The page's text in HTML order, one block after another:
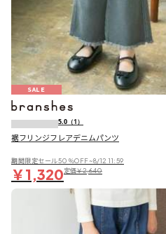
SALE
5.0 （1）
裾フリンジフレアデニムパンツ
期間限定セール50％OFF~8/12 11:59
￥1,320定価￥2,640